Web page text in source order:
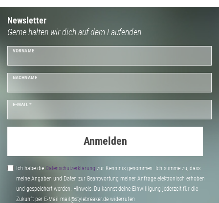
Newsletter
Gerne halten wir dich auf dem Laufenden
VORNAME
NACHNAME
E-MAIL *
Anmelden
Ich habe die Daten­schutz­erklärung zur Kenntnis genommen. Ich stimme zu, dass
meine Angaben und Daten zur Beantwortung meiner Anfrage elektronisch erhoben
und gespeichert werden. Hinweis: Du kannst deine Einwilligung jederzeit für die
Zukunft per E-Mail mail@stylebreaker.de widerrufen